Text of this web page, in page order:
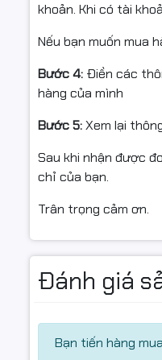
khoản. Khi có tài
Nếu bạn muốn mua
Bước 4: Điền các
hàng của mình
Bước 5:Xem lại
Sau khi nhận được
chỉ của bạn.
Trân trọng cảm ơn.
Đánh giá
Bạn tiến hàng